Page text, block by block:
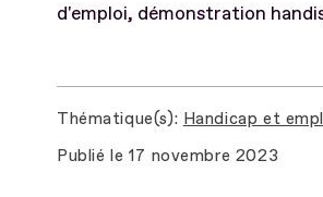
d'emploi, démonstration
Thématique(s) Handicap et
Publié le 17 novembre 2023